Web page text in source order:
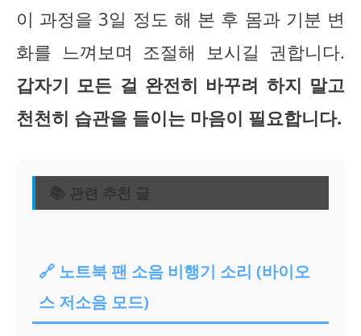
이 과정을 3일 정도 해 본 후 몸과 기분 변
화를 느껴보며 조절해 보시길 권합니다.
갑자기 모든 걸 완전히 바꾸려 하지 말고
천천히 습관을 들이는 마음이 필요합니다.
📚 관련 추천 글
🔗 노트북 팬 소음 비행기 소리 (바이오
스 저소음 모드)